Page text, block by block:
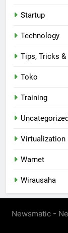
Startup
Technology
Tips, Tricks &
Toko
Training
Uncategorized
Virtualization
Warnet
Wirausaha
Newsmatic -